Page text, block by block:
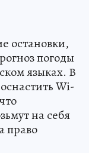
остановки,
погоды
языках. В
Wi-
на себя
право